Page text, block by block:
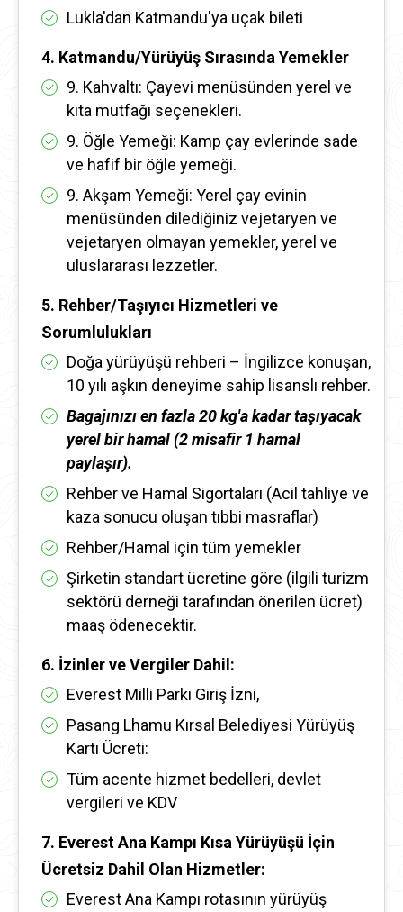
Lukla'dan Katmandu'ya uçak bileti
4. Katmandu/Yürüyüş Sırasında Yemekler
9. Kahvaltı: Çayevi menüsünden yerel ve
kıta mutfağı seçenekleri.
9. Öğle Yemeği: Kamp çay evlerinde sade
ve hafif bir öğle yemeği.
9. Akşam Yemeği: Yerel çay evinin
menüsünden dilediğiniz vejetaryen ve
vejetaryen olmayan yemekler, yerel ve
uluslararası lezzetler.
5. Rehber/Taşıyıcı Hizmetleri ve
Sorumlulukları
Doğa yürüyüşü rehberi – İngilizce konuşan,
10 yılı aşkın deneyime sahip lisanslı rehber.
Bagajınızı en fazla 20 kg'a kadar taşıyacak
yerel bir hamal (2 misafir 1 hamal
paylaşır).
Rehber ve Hamal Sigortaları (Acil tahliye ve
kaza sonucu oluşan tıbbi masraflar)
Rehber/Hamal için tüm yemekler
Şirketin standart ücretine göre (ilgili turizm
sektörü derneği tarafından önerilen ücret)
maaş ödenecektir.
6. İzinler ve Vergiler Dahil:
Everest Milli Parkı Giriş İzni,
Pasang Lhamu Kırsal Belediyesi Yürüyüş
Kartı Ücreti:
Tüm acente hizmet bedelleri, devlet
vergileri ve KDV
7. Everest Ana Kampı Kısa Yürüyüşü İçin
Ücretsiz Dahil Olan Hizmetler:
Everest Ana Kampı rotasının yürüyüş